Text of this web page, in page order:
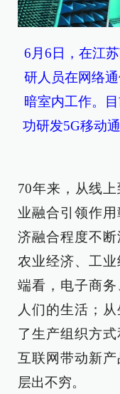
6月6日，在江
研人员在网络
暗室内工作。
功研发5G移动
70年来，从线
业融合引领作
济融合程度不
农业经济、工
端看，电子商
人们的生活；
了生产组织方
互联网带动新
层出不穷。